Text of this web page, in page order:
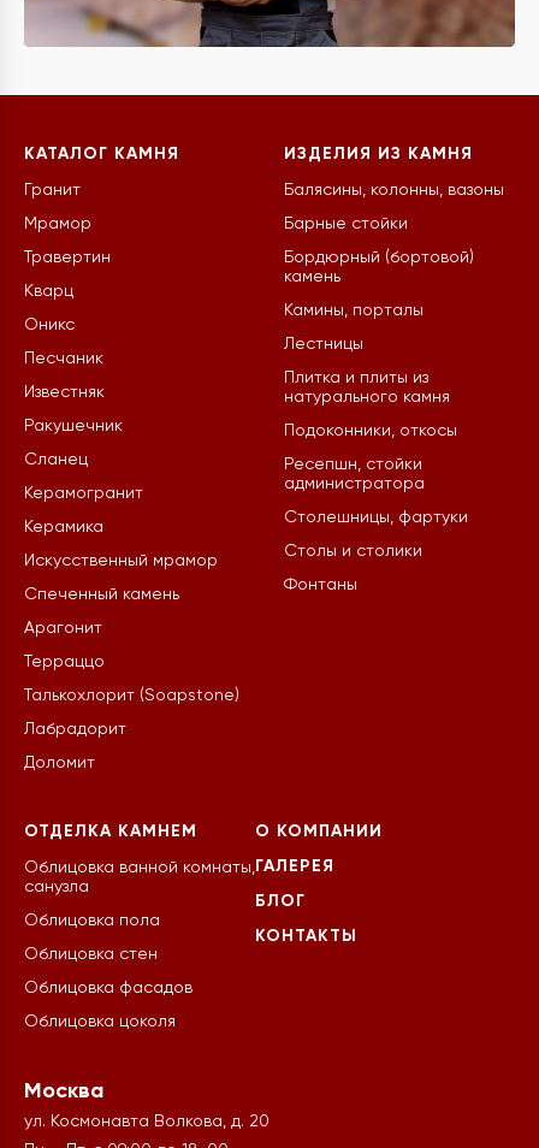
КАТАЛОГ КАМНЯ
Гранит
Мрамор
Травертин
Кварц
Оникс
Песчаник
Известняк
Ракушечник
Сланец
Керамогранит
Керамика
Искусственный мрамор
Спеченный камень
Арагонит
Терраццо
Талькохлорит (Soapstone)
Лабрадорит
Доломит
ИЗДЕЛИЯ ИЗ КАМНЯ
Балясины, колонны, вазоны
Барные стойки
Бордюрный (бортовой)
камень
Камины, порталы
Лестницы
Плитка и плиты из
натурального камня
Подоконники, откосы
Ресепшн, стойки
администратора
Столешницы, фартуки
Столы и столики
Фонтаны
ОТДЕЛКА КАМНЕМ
Облицовка ванной комнаты,
санузла
Облицовка пола
Облицовка стен
Облицовка фасадов
Облицовка цоколя
О КОМПАНИИ
ГАЛЕРЕЯ
БЛОГ
КОНТАКТЫ
Москва
ул. Космонавта Волкова, д. 20